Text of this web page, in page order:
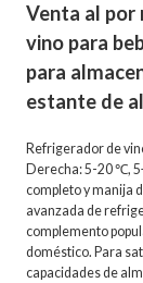
Venta al por
vino para
para
estante de
Refrigeradorde
Derecha: 5-20 ℃,
completo y manija
avanzada de
complemento
doméstico. Para
capacidades de